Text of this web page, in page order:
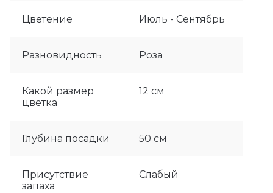
Цветение Июль - Сентябрь
Разновидность Роза
Какой размер
цветка
12 см
Глубина посадки 50 см
Присутствие
запаха
Слабый